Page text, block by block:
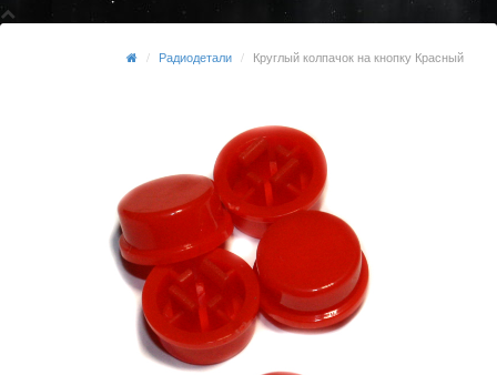
Радиодетали Круглый колпачок на кнопку Красный